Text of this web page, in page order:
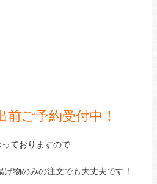
ご予約受付中！
ておりますので
物のみの注文でも大丈夫です！